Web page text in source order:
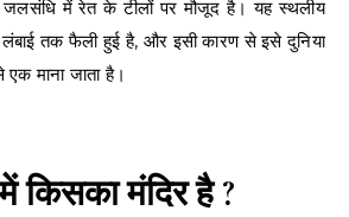
जलसंधि में रेत के टीलों पर मौजूद है। यह स्थलीय
तक फैली हुई है, और इसी कारण से इसे दुनिया
माना जाता है।
किसका मंदिर है ?